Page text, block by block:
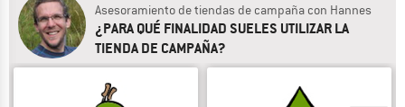
Asesoramiento de tiendas de campaña con Hannes
¿PARA QUÉ FINALIDAD SUELES UTILIZAR LA
TIENDA DE CAMPAÑA?